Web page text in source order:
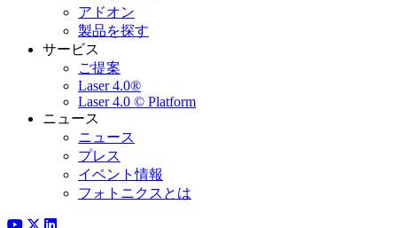
アドオン
製品を探す
サービス
ご提案
Laser 4.0®
Laser 4.0 © Platform
ニュース
ニュース
プレス
イベント情報
フォトニクスとは